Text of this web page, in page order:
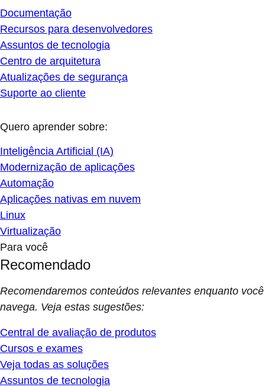
Documentação
Recursos para desenvolvedores
Assuntos de tecnologia
Centro de arquitetura
Atualizações de segurança
Suporte ao cliente
Quero aprender sobre:
Inteligência Artificial (IA)
Modernização de aplicações
Automação
Aplicações nativas em nuvem
Linux
Virtualização
Para você
Recomendado
Recomendaremos conteúdos relevantes enquanto você
navega. Veja estas sugestões:
Central de avaliação de produtos
Cursos e exames
Veja todas as soluções
Assuntos de tecnologia